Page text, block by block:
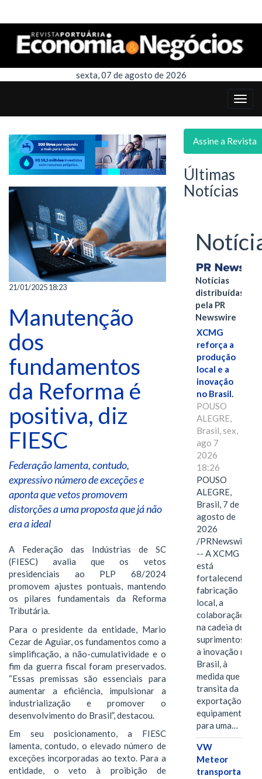
sexta, 07 de agosto de 2026
21/01/2025 18:23
Manutenção
dos
fundamentos
da Reforma é
positiva, diz
FIESC
Federação lamenta, contudo,
expressivo número de exceções e
aponta que vetos promovem
distorções a uma proposta que já não
era a ideal
A Federação das Indústrias de SC
(FIESC) avalia que os vetos
presidenciais ao PLP 68/2024
promovem ajustes pontuais, mantendo
os pilares fundamentais da Reforma
Tributária.
Para o presidente da entidade, Mario
Cezar de Aguiar, os fundamentos como a
simplificação, a não-cumulatividade e o
fim da guerra fiscal foram preservados.
“Essas premissas são essenciais para
aumentar a eficiência, impulsionar a
industrialização e promover o
desenvolvimento do Brasil”, destacou.
Em seu posicionamento, a FIESC
lamenta, contudo, o elevado número de
exceções incorporadas ao texto. Para a
entidade, o veto à proibição de
Assine a Revista
Últimas
Notícias
Notícias
distribuídas
pela PR
Newswire
XCMG
reforça a
produção
local e a
inovação
no Brasil.
POUSO
ALEGRE,
Brasil, sex,
ago 7
2026
18:26
POUSO
ALEGRE,
Brasil, 7 de
agosto de
2026
/PRNewswire/
-- A XCMG
está
fortalecendo a
fabricação
local, a
colaboração
na cadeia de
suprimentos e
a inovação no
Brasil, à
medida que
transita da
exportação de
equipamentos
para uma…
VW
Meteor
transporta